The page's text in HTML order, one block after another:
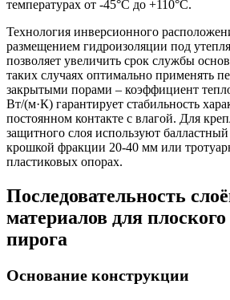
температурах от -45°C до +110°C.
Технология инверсионного
размещением гидроизоляции под
позволяет увеличить срок службы
таких случаях оптимально применять
закрытыми порами – коэффициент
Вт/(м·К) гарантирует стабильность
постоянном контакте с влагой. Для
защитного слоя используют
крошкой фракции 20-40 мм или
пластиковых опорах.
Последовательность
материалов для
пирога
Основание конструкции